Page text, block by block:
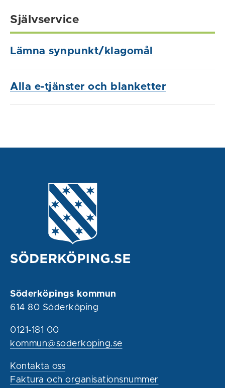
Självservice
Lämna synpunkt/klagomål
Alla e-tjänster och blanketter
Söderköpings kommun
614 80 Söderköping
0121-181 00
kommun@soderkoping.se
Kontakta oss
Faktura och organisationsnummer